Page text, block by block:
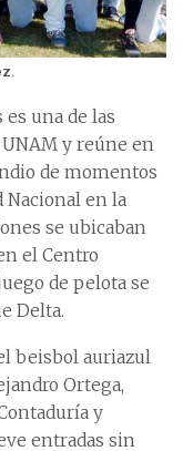
una de las
y reúne en
de momentos
Nacional en la
se ubicaban
el Centro
de pelota se
Delta.
beisbol auriazul
Ortega,
y
entradas sin